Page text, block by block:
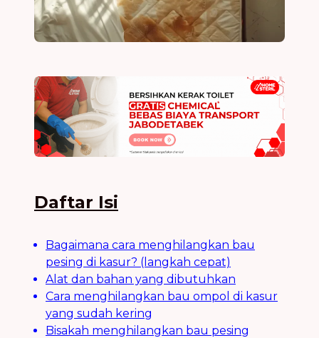
Daftar Isi
Bagaimana cara menghilangkan bau
pesing di kasur? (langkah cepat)
Alat dan bahan yang dibutuhkan
Cara menghilangkan bau ompol di kasur
yang sudah kering
Bisakah menghilangkan bau pesing